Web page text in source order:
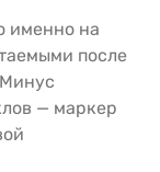
именно на
после
— маркер